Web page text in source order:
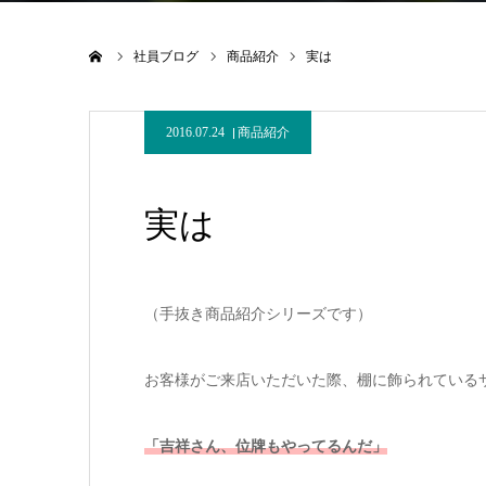
社員ブログ 商品紹介 実は
2016.07.24 商品紹介
実は
（手抜き商品紹介シリーズです）
お客様がご来店いただいた際、棚に飾られている
「吉祥さん、位牌もやってるんだ」